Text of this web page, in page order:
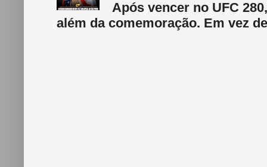
Após vencer no UFC
além da comemoração. Em vez